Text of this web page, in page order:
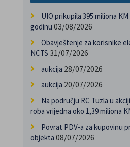
UIO prikupila 395 miliona
godinu 03/08/2026
Obavještenje za korisnike
NCTS 31/07/2026
aukcija 28/07/2026
aukcija 20/07/2026
Na području RC Tuzla u
roba vrijedna oko 1,39 miliona
Povrat PDV-a za kupovinu
objekta 08/07/2026